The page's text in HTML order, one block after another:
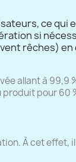
ce qui
si
rêches)
allant à 99,9
pour 60
À cet